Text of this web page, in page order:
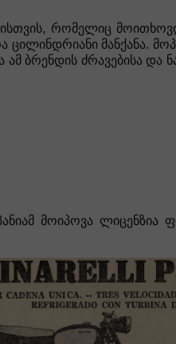
რომელიც
მანქანა.
ამ ბრენდის ძრავებისა და
მოიპოვა ლიცენზია